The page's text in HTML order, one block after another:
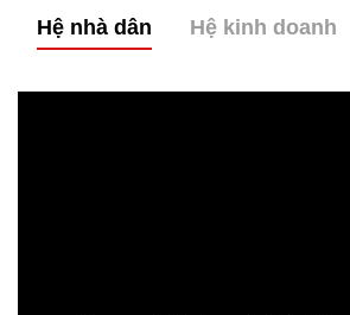
Hệ nhà dân Hệ kinh doanh